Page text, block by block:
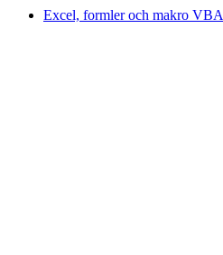
Excel, formler och makro VBA